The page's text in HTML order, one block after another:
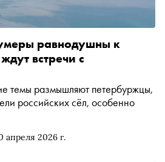
апреля 2026 г.
равнодушны к
встречи с
темы размышляют петербуржцы,
российских сёл, особенно